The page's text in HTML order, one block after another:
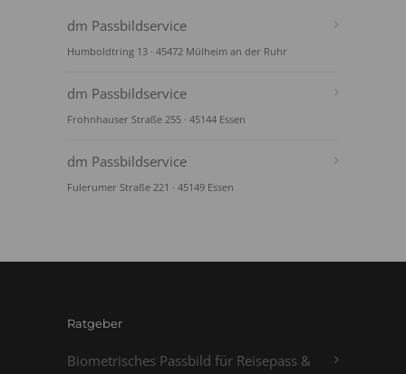
dm Passbildservice
Humboldtring 13 · 45472 Mülheim an der Ruhr
dm Passbildservice
Frohnhauser Straße 255 · 45144 Essen
dm Passbildservice
Fulerumer Straße 221 · 45149 Essen
Ratgeber
Biometrisches Passbild für Reisepass &